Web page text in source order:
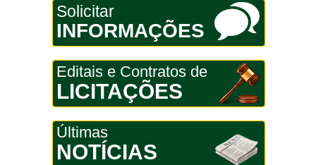
Solicitar
INFORMAÇÕES
Editais e Contratos de
LICITAÇÕES
Últimas
NOTÍCIAS